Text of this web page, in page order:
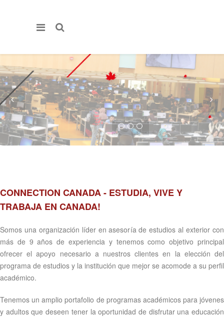
CONNECTION CANADA - ESTUDIA, VIVE Y
TRABAJA EN CANADA!
Somos una organización líder en asesoría de estudios al exterior con
más de 9 años de experiencia y tenemos como objetivo principal
ofrecer el apoyo necesario a nuestros clientes en la elección del
programa de estudios y la institución que mejor se acomode a su perfil
académico.
Tenemos un amplio portafolio de programas académicos para jóvenes
y adultos que deseen tener la oportunidad de disfrutar una educación